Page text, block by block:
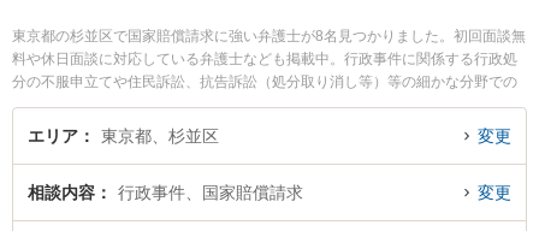
東京都の杉並区で国家賠償請求に強い弁護士が8名見つかりました。初回面談無
料や休日面談に対応している弁護士なども掲載中。行政事件に関係する行政処
分の不服申立てや住民訴訟、抗告訴訟（処分取り消し等）等の細かな分野での
絞り込み検索もでき便利です。特に弁護士法人KTG 杉並法律事務所の小島 麗香
弁護士や弁護士法人KTG 杉並法律事務所の木村 恒平弁護士、弁護士法人KTG
ルを今すぐに弁護士に相談したい』『国家賠償請求のトラブル解決の実績豊富
な近くの弁護士を検索したい』『初回相談無料で国家賠償請求を法律相談でき
エリア 東京都、杉並区 変更
相談内容 行政事件、国家賠償請求 変更